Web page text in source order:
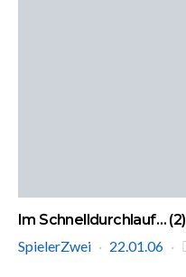
Im Schnelldurchlauf… (2)
SpielerZwei
22.01.06